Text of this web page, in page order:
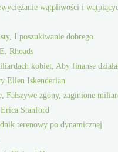
wątpliwości i
I poszukiwanie dobrego
Rhoads
kobiet, Aby finanse
Ellen Iskenderian
Fałszywe zgony, zaginione
Stanford
terenowy po dynamicznej